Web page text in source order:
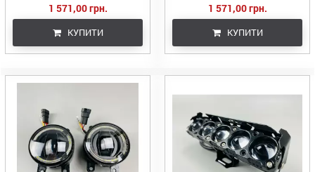
1 571,00 грн.
КУПИТИ
1 571,00 грн.
КУПИТИ